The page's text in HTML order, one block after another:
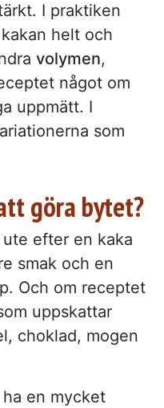
I praktiken
helt och
volymen,
något om
uppmätt. I
som
göra bytet?
efter en kaka
smak och en
Och om receptet
uppskattar
choklad, mogen
en mycket